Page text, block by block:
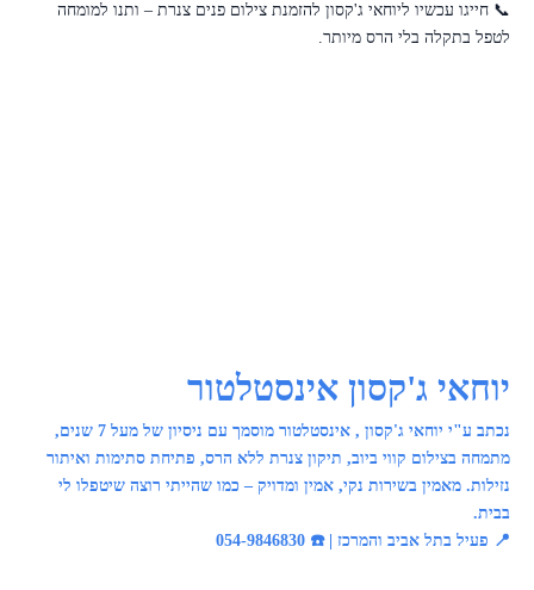
📞 חייגו עכשיו ליוחאי ג'קסון להזמנת צילום פנים צנרת – ותנו למומחה
לטפל בתקלה בלי הרס מיותר.
יוחאי ג'קסון אינסטלטור
נכתב ע"י יוחאי ג'קסון , אינסטלטור מוסמך עם ניסיון של מעל 7 שנים,
מתמחה בצילום קווי ביוב, תיקון צנרת ללא הרס, פתיחת סתימות ואיתור
נזילות. מאמין בשירות נקי, אמין ומדויק – כמו שהייתי רוצה שיטפלו לי
בבית.
📍 פעיל בתל אביב והמרכז | ☎️ 054-9846830